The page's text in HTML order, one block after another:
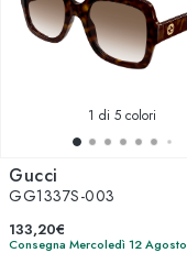
1 di 5 colori
Gucci
GG1337S-003
133,20€
Consegna Mercoledì 12 Agosto